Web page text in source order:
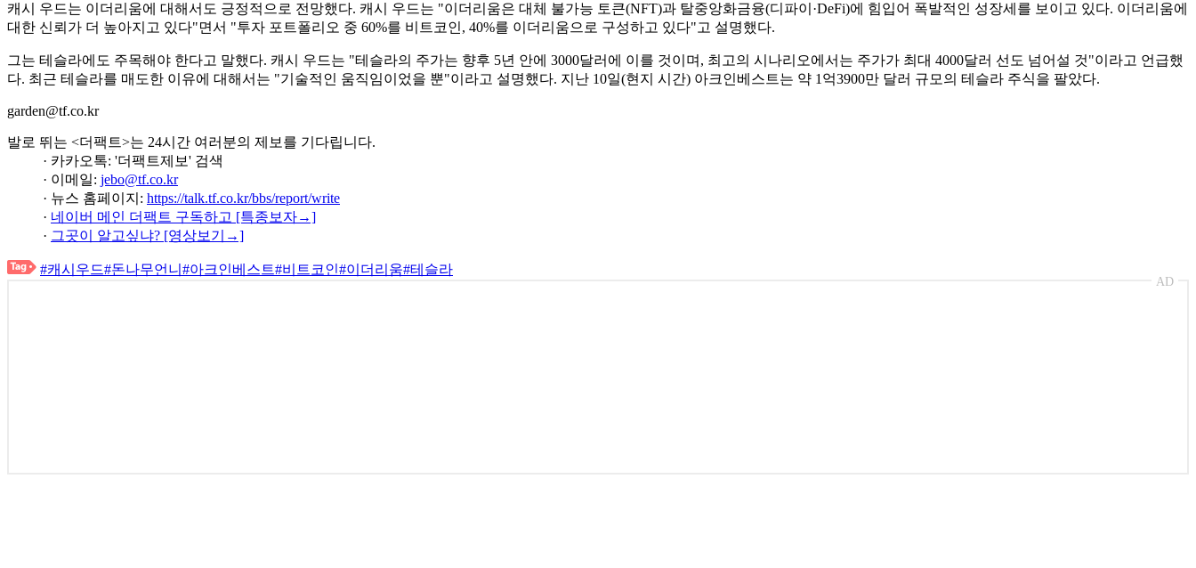
캐시 우드는 이더리움에 대해서도 긍정적으로 전망했다. 캐시 우드는 "이더리움은 대체 불가능 토큰(NFT)과 탈중앙화금융(디파이·DeFi)에 힘입어 폭발적인 성장세를 보이고 있다. 이더리움에
대한 신뢰가 더 높아지고 있다"면서 "투자 포트폴리오 중 60%를 비트코인, 40%를 이더리움으로 구성하고 있다"고 설명했다.
그는 테슬라에도 주목해야 한다고 말했다. 캐시 우드는 "테슬라의 주가는 향후 5년 안에 3000달러에 이를 것이며, 최고의 시나리오에서는 주가가 최대 4000달러 선도 넘어설 것"이라고 언급했
다. 최근 테슬라를 매도한 이유에 대해서는 "기술적인 움직임이었을 뿐"이라고 설명했다. 지난 10일(현지 시간) 아크인베스트는 약 1억3900만 달러 규모의 테슬라 주식을 팔았다.
garden@tf.co.kr
발로 뛰는 <더팩트>는 24시간 여러분의 제보를 기다립니다.
· 카카오톡: '더팩트제보' 검색
· 이메일: jebo@tf.co.kr
· 뉴스 홈페이지: https://talk.tf.co.kr/bbs/report/write
· 네이버 메인 더팩트 구독하고 [특종보자→]
· 그곳이 알고싶냐? [영상보기→]
#캐시우드#돈나무언니 #아크인베스트#비트코인#이더리움#테슬라
AD